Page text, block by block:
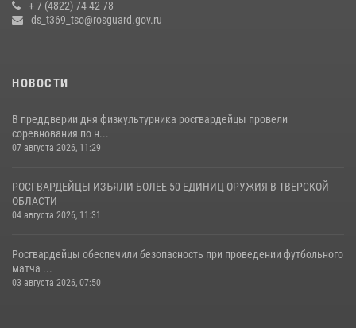
(видео)
22 июля 2026, 07:28 4 1
+ 7 (4822) 74-42-78
ds_t369_tso@rosguard.gov.ru
НОВОСТИ
В преддверии дня физкультурника росгвардейцы провели
соревнования по н...
07 августа 2026, 11:29
РОСГВАРДЕЙЦЫ ИЗЪЯЛИ БОЛЕЕ 50 ЕДИНИЦ ОРУЖИЯ В ТВЕРСКОЙ
ОБЛАСТИ
04 августа 2026, 11:31
Росгвардейцы обеспечили безопасность при проведении футбольного
матча ...
03 августа 2026, 07:50